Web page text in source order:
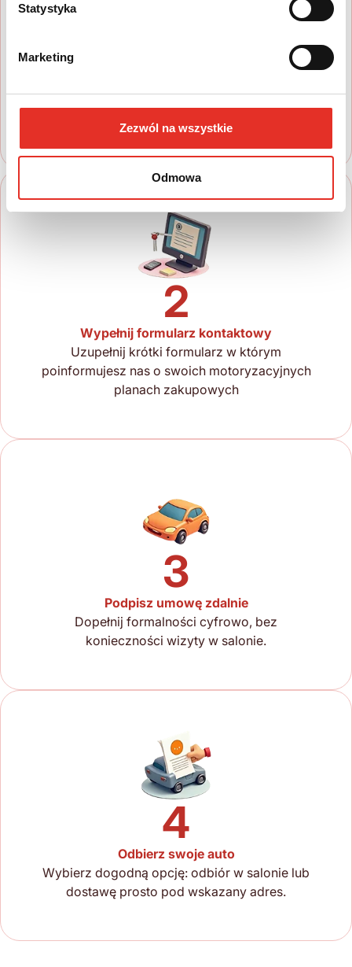
Statystyka
Marketing
Zezwól na wszystkie
Odmowa
oczekiwania
2
Wypełnij formularz kontaktowy
Uzupełnij krótki formularz w którym
poinformujesz nas o swoich motoryzacyjnych
planach zakupowych
3
Podpisz umowę zdalnie
Dopełnij formalności cyfrowo, bez
konieczności wizyty w salonie.
4
Odbierz swoje auto
Wybierz dogodną opcję: odbiór w salonie lub
dostawę prosto pod wskazany adres.